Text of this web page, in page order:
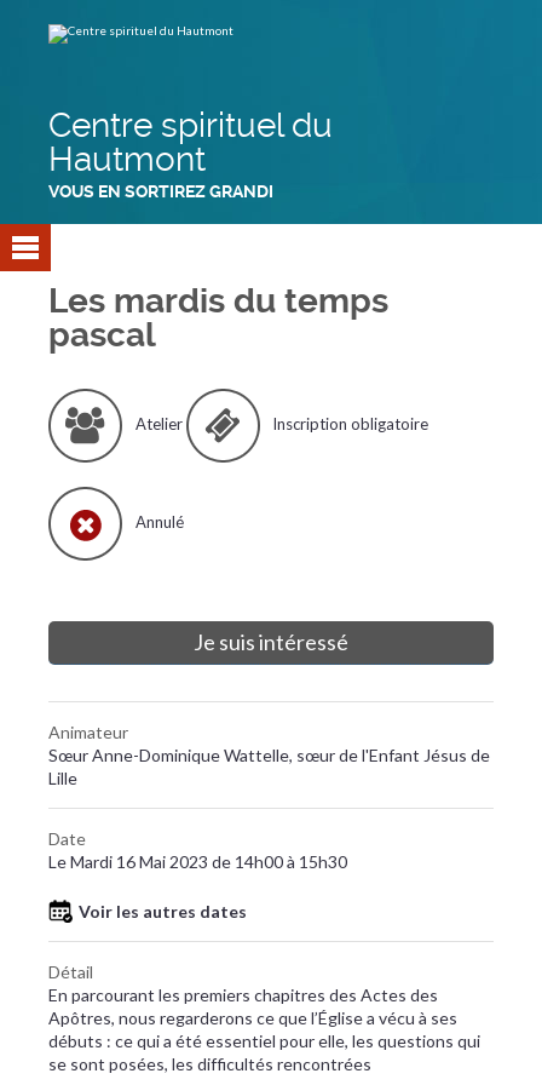
contenu.
Centre spirituel du
Hautmont
VOUS EN SORTIREZ GRANDI
Les mardis du temps
pascal
Atelier Inscription obligatoire
Annulé
Je suis intéressé
Animateur
Sœur Anne-Dominique Wattelle, sœur de l'Enfant Jésus de
Lille
Date
Le Mardi 16 Mai 2023 de 14h00 à 15h30
Voir les autres dates
Détail
En parcourant les premiers chapitres des Actes des
Apôtres, nous regarderons ce que l’Église a vécu à ses
débuts : ce qui a été essentiel pour elle, les questions qui
se sont posées, les difficultés rencontrées